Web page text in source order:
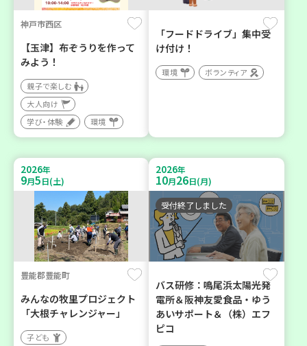
神戸市西区
【玉津】布ぞうりを作って
みよう！
親子で楽しむ
大人向け
学び・体験
環境
「フードドライブ」集中受
け付け！
環境 ボランティア
2026年
9月5日(土)
豊能郡豊能町
みんなの牧里プロジェクト
「大根チャレンジャー」
子ども
2026年
10月26日(月)
受付終了しました
バス研修：鳴尾浜太陽光発
電所＆阪神友愛食品・ゆう
あいサポート＆（株）エフ
ピコ